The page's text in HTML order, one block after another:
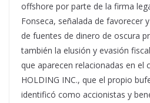
offshore por parte de la firma
Fonseca, señalada de favorecer
de fuentes de dinero de oscura
también la elusión y evasión
que aparecen relacionadas en el
HOLDING INC., que el propio
identificó como accionistas y